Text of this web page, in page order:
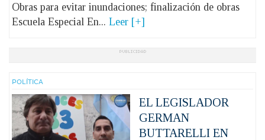
Obras para evitar inundaciones; finalización de obras
Escuela Especial En... Leer [+]
POLÍ­TICA
EL LEGISLADOR
GERMAN
BUTTARELLI EN